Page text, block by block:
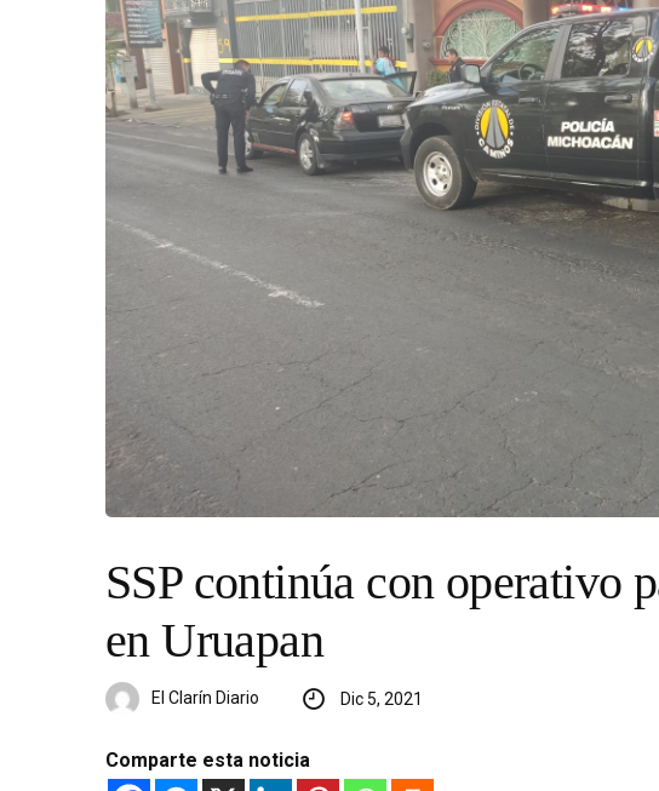
SSP continúa con operativo
en Uruapan
El Clarín Diario Dic 5, 2021
Comparte esta noticia